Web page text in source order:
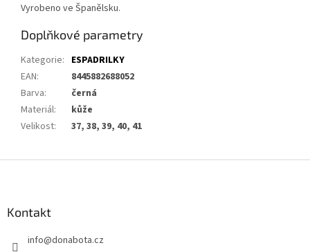
Vyrobeno ve Španělsku.
Doplňkové parametry
Kategorie: ESPADRILKY
EAN:
8445882688052
Barva:
černá
Materiál:
kůže
Velikost: 37, 38, 39, 40, 41
Kontakt
info@donabota.cz